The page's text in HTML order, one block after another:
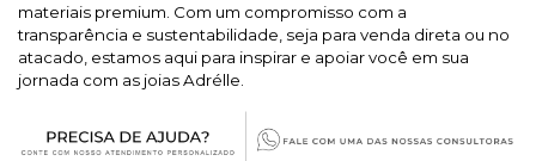
materiais premium. Com um compromisso com a
transparência e sustentabilidade, seja para venda direta ou no
atacado, estamos aqui para inspirar e apoiar você em sua
jornada com as joias Adrélle.